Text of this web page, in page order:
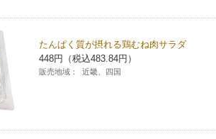
ロードカード
方法
ング
のお知らせ
書
体制
2050
ネットショッピング
たんぱく質が摂れる鶏むね肉サラダ
448円（税込483.84円）
販売地域： 近畿、四国